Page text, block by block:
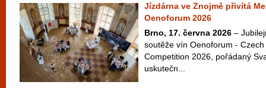
Jízdárna ve Znojmě přivítá
Oenoforum 2026
Brno, 17. června 2026 –
soutěže vín Oenoforum -
Competition 2026, pořádaný
uskutečn...